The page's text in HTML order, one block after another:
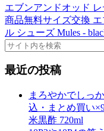
エブンアンドオッド
商品無料サイズ交換
ル シューズ Mules -
最近の投稿
まろやかでしっ
込・まとめ買い
米黒酢 720ml